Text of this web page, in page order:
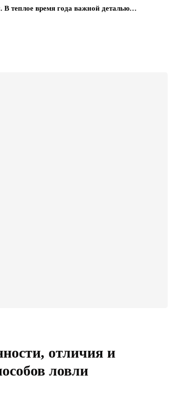
В теплое время года важной деталью…
отличия и
ловли